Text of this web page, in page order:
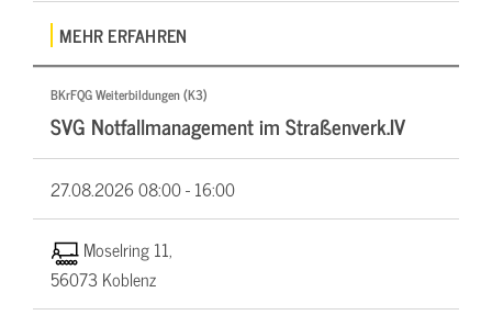
MEHR ERFAHREN
BKrFQG Weiterbildungen (K3)
SVG Notfallmanagement im Straßenverk.IV
27.08.202608:00 - 16:00
Moselring 11,
56073 Koblenz